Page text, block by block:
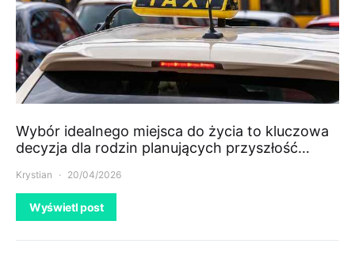
Wybór idealnego miejsca do życia to kluczowa
decyzja dla rodzin planujących przyszłość…
Krystian 20/04/2026
Wyświetl post